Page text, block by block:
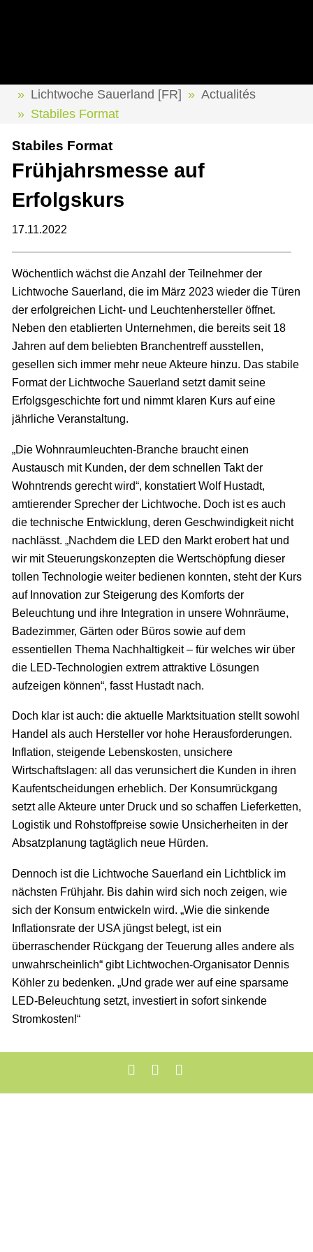
Lichtwoche Sauerland [FR]
Actualités
Stabiles Format
Stabiles Format
Frühjahrsmesse auf
Erfolgskurs
17.11.2022
Wöchentlich wächst die Anzahl der Teilnehmer der
Lichtwoche Sauerland, die im März 2023 wieder die Türen
der erfolgreichen Licht- und Leuchtenhersteller öffnet.
Neben den etablierten Unternehmen, die bereits seit 18
Jahren auf dem beliebten Branchentreff ausstellen,
gesellen sich immer mehr neue Akteure hinzu. Das stabile
Format der Lichtwoche Sauerland setzt damit seine
Erfolgsgeschichte fort und nimmt klaren Kurs auf eine
jährliche Veranstaltung.
„Die Wohnraumleuchten-Branche braucht einen
Austausch mit Kunden, der dem schnellen Takt der
Wohntrends gerecht wird“, konstatiert Wolf Hustadt,
amtierender Sprecher der Lichtwoche. Doch ist es auch
die technische Entwicklung, deren Geschwindigkeit nicht
nachlässt. „Nachdem die LED den Markt erobert hat und
wir mit Steuerungskonzepten die Wertschöpfung dieser
tollen Technologie weiter bedienen konnten, steht der Kurs
auf Innovation zur Steigerung des Komforts der
Beleuchtung und ihre Integration in unsere Wohnräume,
Badezimmer, Gärten oder Büros sowie auf dem
essentiellen Thema Nachhaltigkeit – für welches wir über
die LED-Technologien extrem attraktive Lösungen
aufzeigen können“, fasst Hustadt nach.
Doch klar ist auch: die aktuelle Marktsituation stellt sowohl
Handel als auch Hersteller vor hohe Herausforderungen.
Inflation, steigende Lebenskosten, unsichere
Wirtschaftslagen: all das verunsichert die Kunden in ihren
Kaufentscheidungen erheblich. Der Konsumrückgang
setzt alle Akteure unter Druck und so schaffen Lieferketten,
Logistik und Rohstoffpreise sowie Unsicherheiten in der
Absatzplanung tagtäglich neue Hürden.
Dennoch ist die Lichtwoche Sauerland ein Lichtblick im
nächsten Frühjahr. Bis dahin wird sich noch zeigen, wie
sich der Konsum entwickeln wird. „Wie die sinkende
Inflationsrate der USA jüngst belegt, ist ein
überraschender Rückgang der Teuerung alles andere als
unwahrscheinlich“ gibt Lichtwochen-Organisator Dennis
Köhler zu bedenken. „Und grade wer auf eine sparsame
LED-Beleuchtung setzt, investiert in sofort sinkende
Stromkosten!“